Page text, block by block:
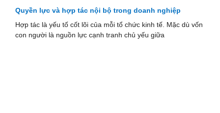
Quyền lực và hợp tác nội bộ trong doanh nghiệp
Hợp tác là yếu tố cốt lõi của mỗi tổ chức kinh tế. Mặc dù vốn
con người là nguồn lực cạnh tranh chủ yếu giữa